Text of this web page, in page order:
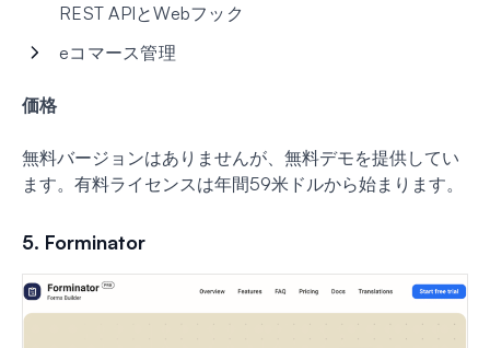
REST APIとWebフック
eコマース管理
価格
無料バージョンはありませんが、無料デモを提供してい
ます。有料ライセンスは年間59米ドルから始まります。
5. Forminator